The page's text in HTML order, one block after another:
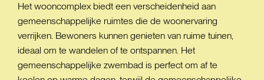
Het wooncomplex biedt een verscheidenheid aan
gemeenschappelijke ruimtes die de woonervaring
verrijken. Bewoners kunnen genieten van ruime tuinen,
ideaal om te wandelen of te ontspannen. Het
gemeenschappelijke zwembad is perfect om af te